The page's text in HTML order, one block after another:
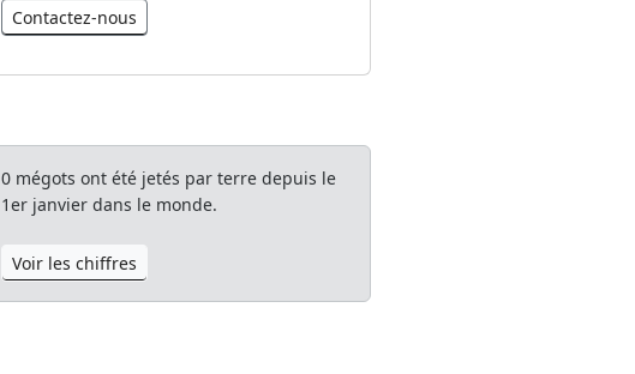
Contactez-nous
0mégots ont été jetés par terre depuis le
1er janvier dans le monde.
Voir les chiffres